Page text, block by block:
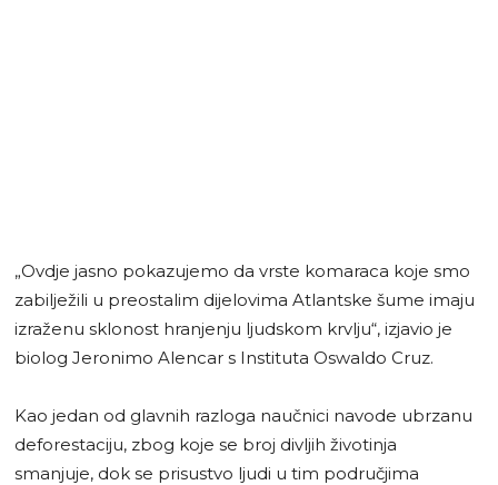
„Ovdje jasno pokazujemo da vrste komaraca koje smo
zabilježili u preostalim dijelovima Atlantske šume imaju
izraženu sklonost hranjenju ljudskom krvlju“, izjavio je
biolog Jeronimo Alencar s Instituta Oswaldo Cruz.
Kao jedan od glavnih razloga naučnici navode ubrzanu
deforestaciju, zbog koje se broj divljih životinja
smanjuje, dok se prisustvo ljudi u tim područjima